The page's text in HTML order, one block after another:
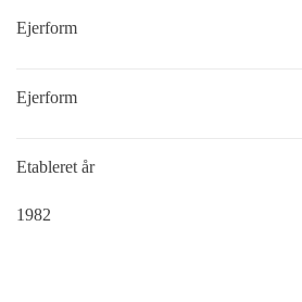
Ejerform
Ejerform
Etableret år
1982